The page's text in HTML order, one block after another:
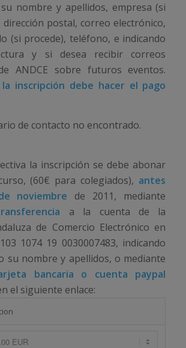
nombre y apellidos, empresa (si
dirección postal, correo electrónico,
(si procede), teléfono, e indicando
y si desea recibir correos
ANDCE sobre futuros eventos.
inscripción debe hacer el pago
de contacto no encontrado.
la inscripción se debe abonar
(60€ para colegiados), antes
noviembre de 2011, mediante
a la cuenta de la
de Comercio Electrónico en
1074 19 0030007483, indicando
su nombre y apellidos, o mediante
bancaria o cuenta paypal
el siguiente enlace: